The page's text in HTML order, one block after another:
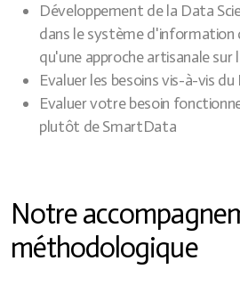
Développement de la Data
dans le système
qu'une approche artisanale sur
Evaluer les besoins vis-à-vis
Evaluer votre besoin
plutôt de SmartData
Notre
méthodologique